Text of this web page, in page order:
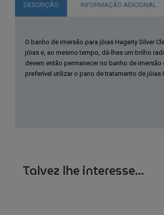
DESCRIÇÃO INFORMAÇÃO ADICIONAL
O banho de imersão para jóias Hagerty Silver
jóias e, ao mesmo tempo, dá-lhes um brilho
devem então permanecer no banho de
preferível utilizar o pano de tratamento de jóias
Talvez lhe interesse...